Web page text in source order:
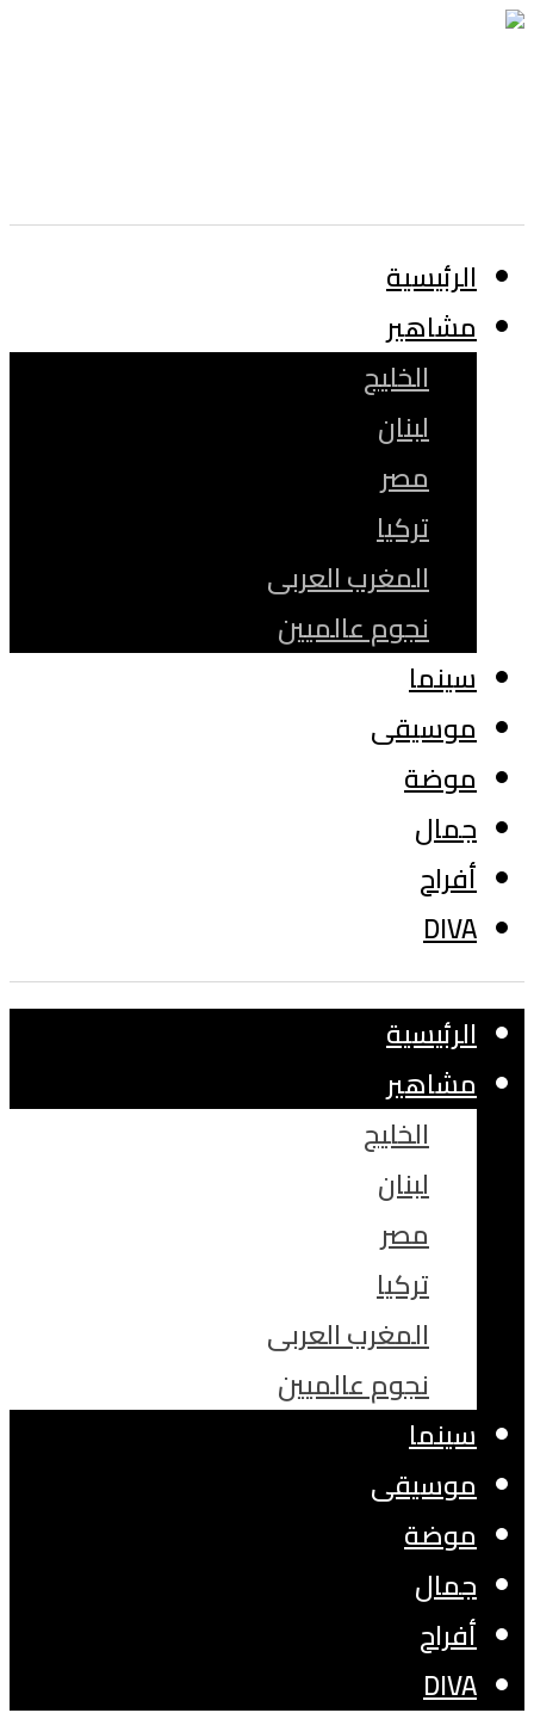
الرئيسية
مشاهير
الخليج
لبنان
مصر
تركيا
المغرب العربى
نجوم عالميين
سينما
موسيقى
موضة
جمال
أفراح
DIVA
الرئيسية
مشاهير
الخليج
لبنان
مصر
تركيا
المغرب العربى
نجوم عالميين
سينما
موسيقى
موضة
جمال
أفراح
DIVA